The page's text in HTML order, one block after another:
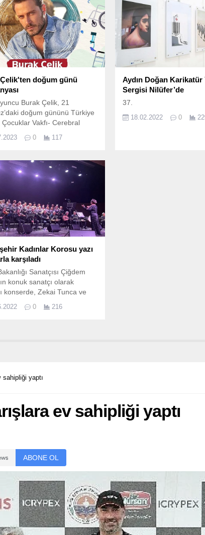
doğum günü
Burak Çelik, 21
doğum gününü Türkiye
Çocuklar Vakfı- Cerebral
0 117
Aydın Doğan Karikatür
Sergisi Nilüfer’de
37.
18.02.2022 0
Kadınlar Korosu yazı
karşıladı
Sanatçısı Çiğdem
konuk sanatçı olarak
konserde, Zekai Tunca ve
Kocaeli Büyükşehir
0 216
sahipliği yaptı
ev sahipliği yaptı
ABONE OL